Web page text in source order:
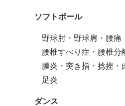
ソフトボール
野球肘・野球肩・腰痛
腰椎すべり症・腰椎分
膜炎・突き指・捻挫・
足炎
ダンス